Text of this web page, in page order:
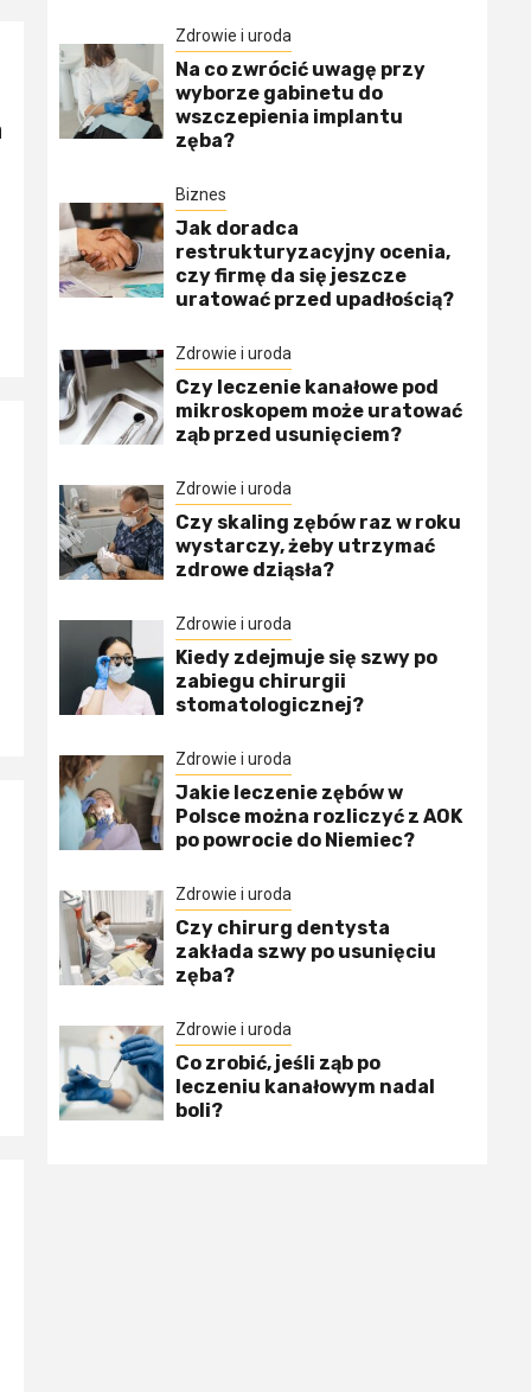
Zdrowie i uroda
Na co zwrócić uwagę przy
wyborze gabinetu do
wszczepienia implantu
zęba?
Biznes
Jak doradca
restrukturyzacyjny ocenia,
czy firmę da się jeszcze
uratować przed upadłością?
Zdrowie i uroda
Czy leczenie kanałowe pod
mikroskopem może uratować
ząb przed usunięciem?
Zdrowie i uroda
Czy skaling zębów raz w roku
wystarczy, żeby utrzymać
zdrowe dziąsła?
Zdrowie i uroda
Kiedy zdejmuje się szwy po
zabiegu chirurgii
stomatologicznej?
Zdrowie i uroda
Jakie leczenie zębów w
Polsce można rozliczyć z AOK
po powrocie do Niemiec?
Zdrowie i uroda
Czy chirurg dentysta
zakłada szwy po usunięciu
zęba?
Zdrowie i uroda
Co zrobić, jeśli ząb po
leczeniu kanałowym nadal
boli?